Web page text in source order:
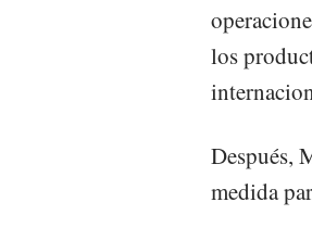
los
Después,
medida